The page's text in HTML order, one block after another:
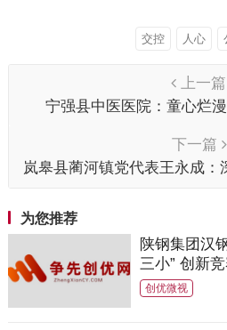
交控 人心
上一篇
宁强县中医医院：童心烂
下一篇
岚皋县蔺河镇党代表王永成：
为您推荐
陕钢集团汉
三小” 创新
创优微视